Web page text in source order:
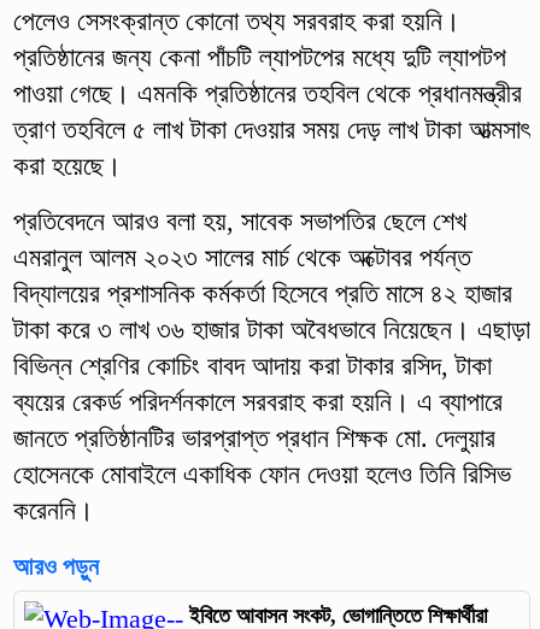
পেলেও সেসংক্রান্ত কোনো তথ্য সরবরাহ করা হয়নি।
প্রতিষ্ঠানের জন্য কেনা পাঁচটি ল্যাপটপের মধ্যে দুটি ল্যাপটপ
পাওয়া গেছে। এমনকি প্রতিষ্ঠানের তহবিল থেকে প্রধানমন্ত্রীর
ত্রাণ তহবিলে ৫ লাখ টাকা দেওয়ার সময় দেড় লাখ টাকা আত্মসাৎ
করা হয়েছে।
প্রতিবেদনে আরও বলা হয়, সাবেক সভাপতির ছেলে শেখ
এমরানুল আলম ২০২৩ সালের মার্চ থেকে অক্টোবর পর্যন্ত
বিদ্যালয়ের প্রশাসনিক কর্মকর্তা হিসেবে প্রতি মাসে ৪২ হাজার
টাকা করে ৩ লাখ ৩৬ হাজার টাকা অবৈধভাবে নিয়েছেন। এছাড়া
বিভিন্ন শ্রেণির কোচিং বাবদ আদায় করা টাকার রসিদ, টাকা
ব্যয়ের রেকর্ড পরিদর্শনকালে সরবরাহ করা হয়নি। এ ব্যাপারে
জানতে প্রতিষ্ঠানটির ভারপ্রাপ্ত প্রধান শিক্ষক মো. দেলুয়ার
হোসেনকে মোবাইলে একাধিক ফোন দেওয়া হলেও তিনি রিসিভ
করেননি।
আরও পড়ুন
ইবিতে আবাসন সংকট, ভোগান্তিতে শিক্ষার্থীরা